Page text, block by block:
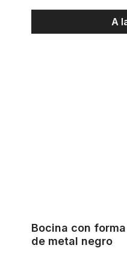
A
Bocina con
de metal negro